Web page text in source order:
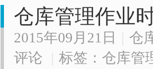
仓库管理作业
2015年09月21日 | 仓
评论
| 标签： 仓库管